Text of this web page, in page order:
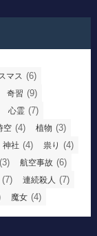
マス (6)
奇習 (9)
心霊 (7)
空 (4) 植物 (3)
神社 (4) 祟り (4)
(3) 航空事故 (6)
(7) 連続殺人 (7)
魔女 (4)